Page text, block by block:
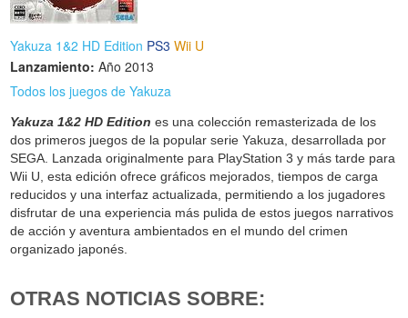
Yakuza 1&2 HD Edition PS3 Wii U
Lanzamiento: Año 2013
Todos los juegos de Yakuza
Yakuza 1&2 HD Edition es una colección remasterizada de los
dos primeros juegos de la popular serie Yakuza, desarrollada por
SEGA. Lanzada originalmente para PlayStation 3 y más tarde para
Wii U, esta edición ofrece gráficos mejorados, tiempos de carga
reducidos y una interfaz actualizada, permitiendo a los jugadores
disfrutar de una experiencia más pulida de estos juegos narrativos
de acción y aventura ambientados en el mundo del crimen
organizado japonés.
OTRAS NOTICIAS SOBRE: